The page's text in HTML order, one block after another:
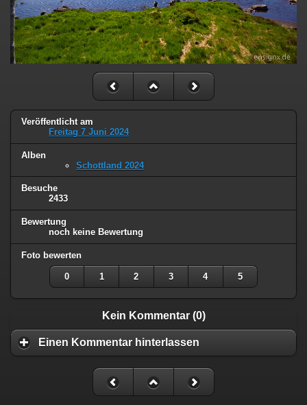
Veröffentlicht am
Freitag 7 Juni 2024
Alben
Schottland 2024
Besuche
2433
Bewertung
noch keine Bewertung
Foto bewerten
0 1 2 3 4 5
Kein Kommentar (0)
Einen Kommentar hinterlassen